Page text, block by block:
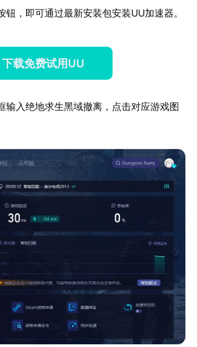
，即可通过最新安装包安装UU加速器。
下载免费试用UU
输入绝地求生黑域撤离，点击对应游戏图